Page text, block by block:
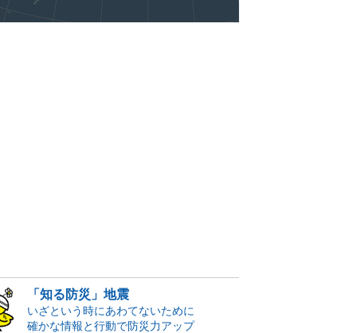
「知る防災」地震
いざという時にあわてないために
確かな情報と行動で防災力アップ